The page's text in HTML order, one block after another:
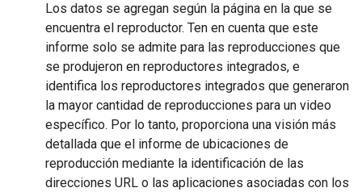
Los datos se agregan según la página en la que se
encuentra el reproductor. Ten en cuenta que este
informe solo se admite para las reproducciones que
se produjeron en reproductores integrados, e
identifica los reproductores integrados que generaron
la mayor cantidad de reproducciones para un video
específico. Por lo tanto, proporciona una visión más
detallada que el informe de ubicaciones de
reproducción mediante la identificación de las
direcciones URL o las aplicaciones asociadas con los